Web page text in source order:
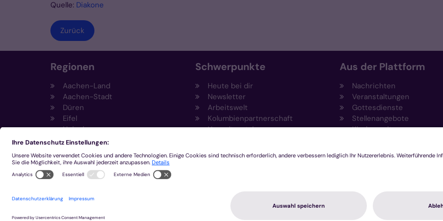
Quelle: Diakone
Zurück
Regionen
Aachen-Land
Aachen-Stadt
Düren
Eifel
Heinsberg
Kempen-Viersen
Mönchengladbach
Schwerpunkte
Heute bei dir
Newsletter
Arbeitswelt
Kolumbienpartnerschaft
Umweltportal
Aus der Plattform
Nachrichten
Veranstaltungen
Gottesdienste
Stellenangebote
Kirchenzeitung
2026 © Bistum Aachen Datenschutzerklärung